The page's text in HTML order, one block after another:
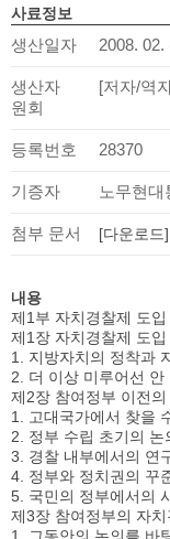
사료정보
생산일자 2008.
생산자
[저자/역
원회
등록번호 28370
기증자 노무현대
첨부 문서 [다운로드]
내용
제1부 자치경찰제 도입
제1장 자치경찰제 도입
1. 지방자치의 정착과
2. 더 이상 미루어선 안
제2장 참여정부 이전
1. 고대국가에서 찾을
2. 정부 수립 초기의 논
3. 경찰 내부에서의 연
4. 정부와 정치권의 꾸
5. 국민의 정부에서의
제3장 참여정부의 자